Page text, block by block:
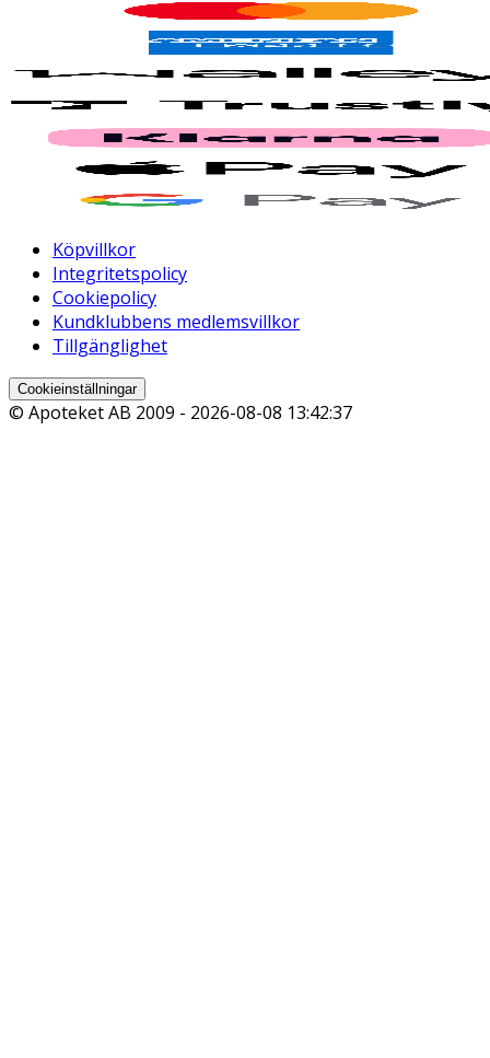
Köpvillkor
Integritetspolicy
Cookiepolicy
Kundklubbens medlemsvillkor
Tillgänglighet
Cookieinställningar
© Apoteket AB 2009 - 2026-08-08 13:42:37